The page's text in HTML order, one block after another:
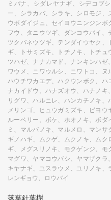
ミバナ、シダレヤナギ、シデコブ
ー、シラカバ、シラキ、シロモジ、
ウボダイジュ、セイヨウニンジン
フウ、タニウツギ、ダンコウバイ、
ツクバネウツギ、テンダイウヤク
ギ、トサミズキ、トチノキ、トチ
ツハゼ、ナナカマド、ナンキンハゼ
ワウメ、ニワウルシ、ニワトコ、ヌ
ハウチワカエデ、ハクウンボク、
ナカイドウ、ハナズオウ、ハナノキ
リグワ、ハルニレ、ハンカチノキ
メリンゴ、ヒュウガミズキ、ビヨ
ルーベリー、ボケ、ホオノキ、ボダ
ミ、マルバノキ、マルメロ、マン
ギノハギ、ムクゲ、ムクノキ、ムク
ギ、メグスリノキ、モクゲンジ、
マグワ、ヤマコウバシ、ヤマザクラ
キヤナギ、ユスラウメ、ユリノキ、
レンギョウ、ロウバイ
落葉針葉樹